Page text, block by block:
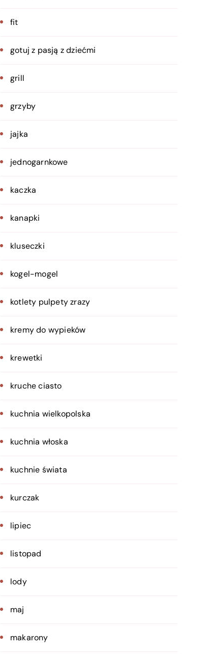
fit
gotuj z pasją z dziećmi
grill
grzyby
jajka
jednogarnkowe
kaczka
kanapki
kluseczki
kogel-mogel
kotlety pulpety zrazy
kremy do wypieków
krewetki
kruche ciasto
kuchnia wielkopolska
kuchnia włoska
kuchnie świata
kurczak
lipiec
listopad
lody
maj
makarony